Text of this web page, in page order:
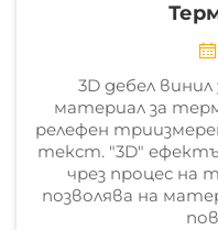
3D дебел
материал за
релефен
текст. "3D"
чрез процес на
позволява на